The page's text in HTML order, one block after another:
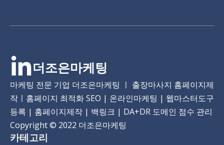
더조은마케팅
마케팅 전문 기업 더조은마케팅 ㅣ 출장마사지 홈페이지제
작ㅣ홈페이지 최적화 SEO | 온라인마케팅 | 웹마스터도구
등록 | 홈페이지제작 | 백링크 | DA+DR 도메인 점수 관리
Copyright© 2022 더조은마케팅
카테고리